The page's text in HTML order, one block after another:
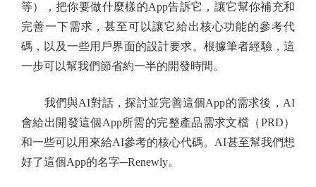
等），把你要做什麼樣的App告訴它，讓它幫你補充和
完善一下需求，甚至可以讓它給出核心功能的參考代
碼，以及一些用戶界面的設計要求。根據筆者經驗，這
一步可以幫我們節省約一半的開發時間。
我們與AI對話，探討並完善這個App的需求後，AI
會給出開發這個App所需的完整產品需求文檔（PRD）
和一些可以用來給AI參考的核心代碼。AI甚至幫我們想
好了這個App的名字─Renewly。